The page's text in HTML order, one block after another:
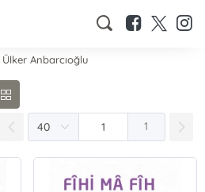
Anbarcıoğlu
1